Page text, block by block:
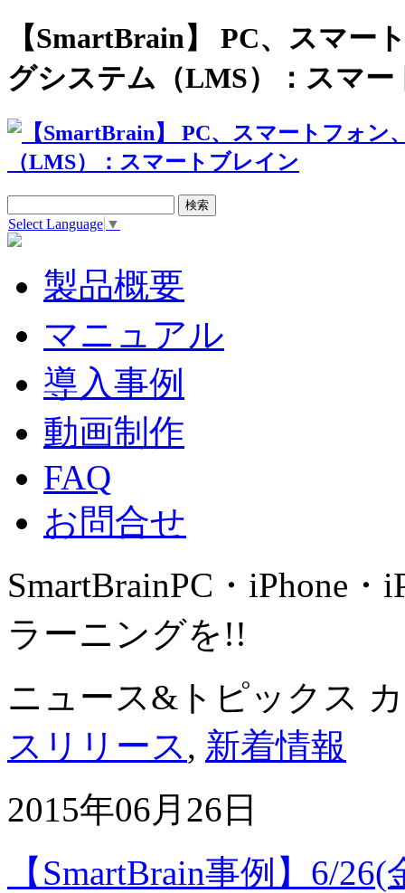
【SmartBrain】 PC、スマー
グシステム（LMS）：スマー
Select Language ▼
製品概要
マニュアル
導入事例
動画制作
FAQ
お問合せ
SmartBrainPC・iPhone・
ラーニングを!!
ニュース&トピックス
スリリース, 新着情報
2015年06月26日
【SmartBrain事例】6/